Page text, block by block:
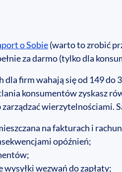
o Sobie(warto to zrobić
za darmo (tylko dla
dla firm wahają się od 149 do
konsumentów zyskasz
wierzytelnościami.
na fakturach i
opóźnień;
wezwań do zapłaty;